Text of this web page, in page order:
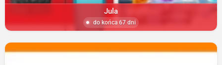
Jula
do końca 67 dni